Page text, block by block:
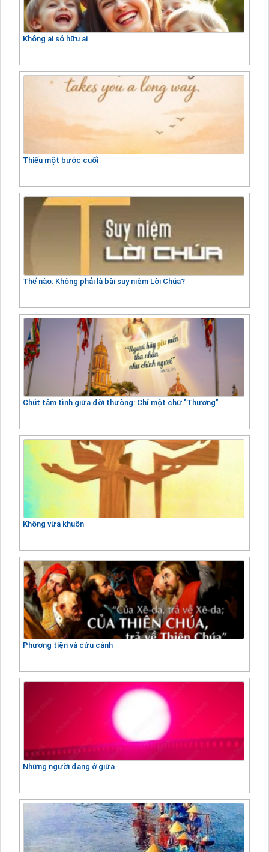
Không ai sở hữu ai
Thiếu một bước cuối
Thế nào: Không phải là bài suy niệm Lời Chúa?
Chút tâm tình giữa đời thường: Chỉ một chữ "Thương"
Không vừa khuôn
Phương tiện và cứu cánh
Những người đang ở giữa